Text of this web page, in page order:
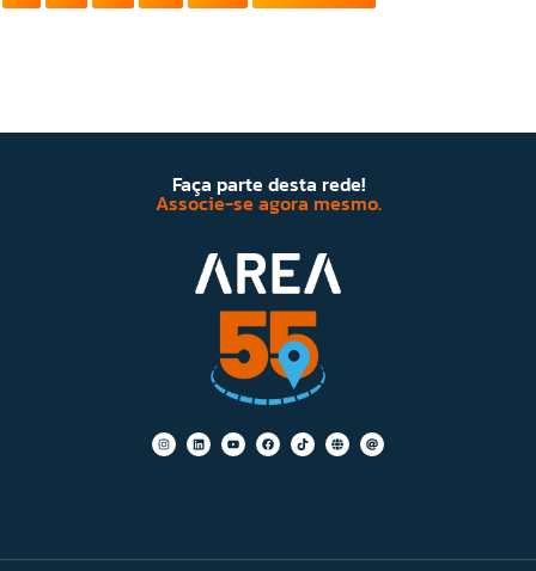
Faça parte desta rede!
Associe-se agora mesmo.